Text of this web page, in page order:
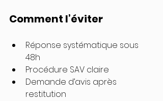
Comment l’éviter
Réponse systématique sous
48h
Procédure SAV claire
Demande d’avis après
restitution